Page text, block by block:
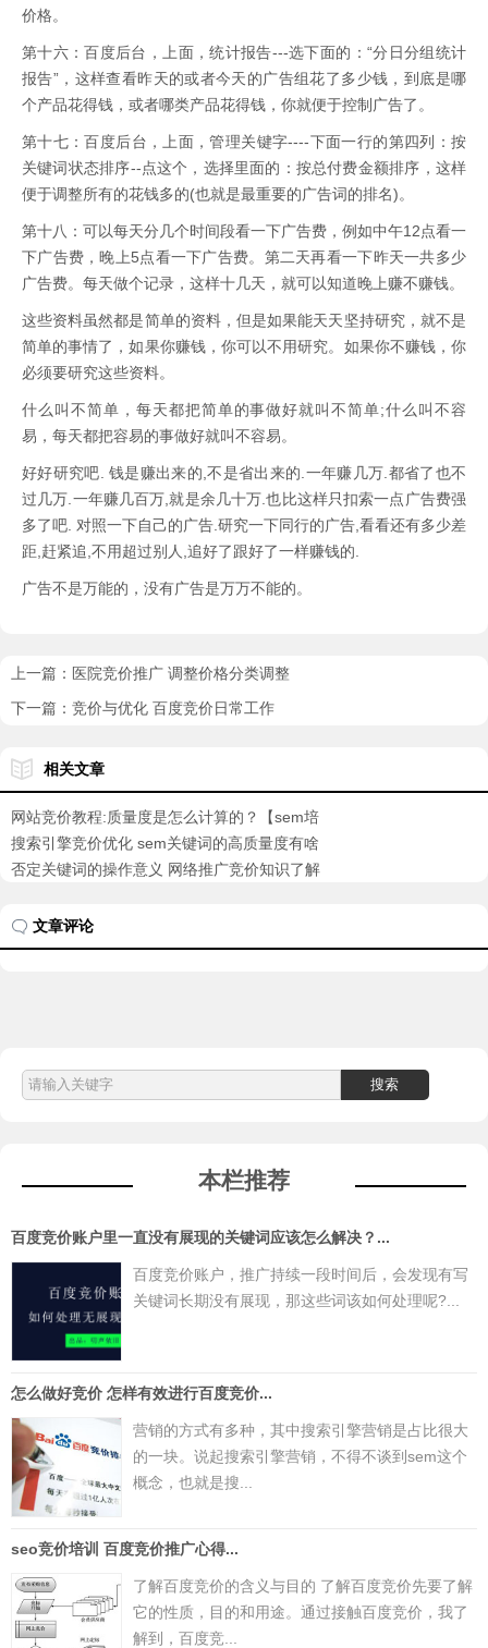
价格。
第十六：百度后台，上面，统计报告---选下面的：“分日分组统计
报告”，这样查看昨天的或者今天的广告组花了多少钱，到底是哪
个产品花得钱，或者哪类产品花得钱，你就便于控制广告了。
第十七：百度后台，上面，管理关键字----下面一行的第四列：按
关键词状态排序--点这个，选择里面的：按总付费金额排序，这样
便于调整所有的花钱多的(也就是最重要的广告词的排名)。
第十八：可以每天分几个时间段看一下广告费，例如中午12点看一
下广告费，晚上5点看一下广告费。第二天再看一下昨天一共多少
广告费。每天做个记录，这样十几天，就可以知道晚上赚不赚钱。
这些资料虽然都是简单的资料，但是如果能天天坚持研究，就不是
简单的事情了，如果你赚钱，你可以不用研究。如果你不赚钱，你
必须要研究这些资料。
什么叫不简单，每天都把简单的事做好就叫不简单;什么叫不容
易，每天都把容易的事做好就叫不容易。
好好研究吧. 钱是赚出来的,不是省出来的.一年赚几万.都省了也不
过几万.一年赚几百万,就是余几十万.也比这样只扣索一点广告费强
多了吧. 对照一下自己的广告.研究一下同行的广告,看看还有多少差
距,赶紧追,不用超过别人,追好了跟好了一样赚钱的.
广告不是万能的，没有广告是万万不能的。
上一篇： 医院竞价推广 调整价格分类调整
下一篇： 竞价与优化 百度竞价日常工作
相关文章
网站竞价教程:质量度是怎么计算的？【sem培
训】
搜索引擎竞价优化 sem关键词的高质量度有啥
意义
否定关键词的操作意义 网络推广竞价知识了解
文章评论
本栏推荐
百度竞价账户里一直没有展现的关键词应该怎么解决？...
百度竞价账户，推广持续一段时间后，会发现有写
关键词长期没有展现，那这些词该如何处理呢?...
怎么做好竞价 怎样有效进行百度竞价...
营销的方式有多种，其中搜索引擎营销是占比很大
的一块。说起搜索引擎营销，不得不谈到sem这个
概念，也就是搜...
seo竞价培训 百度竞价推广心得...
了解百度竞价的含义与目的 了解百度竞价先要了解
它的性质，目的和用途。通过接触百度竞价，我了
解到，百度竞...